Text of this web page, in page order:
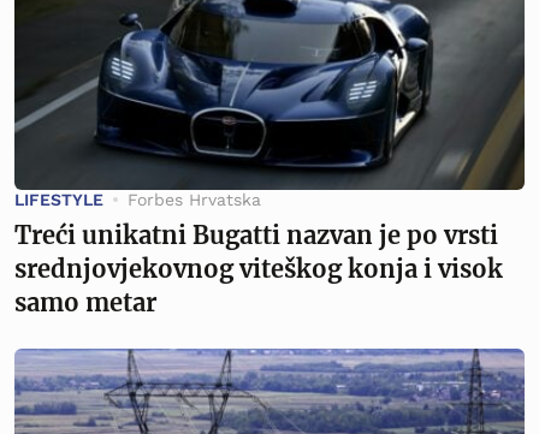
LIFESTYLE Forbes Hrvatska
Treći unikatni Bugatti nazvan je po vrsti
srednjovjekovnog viteškog konja i visok
samo metar